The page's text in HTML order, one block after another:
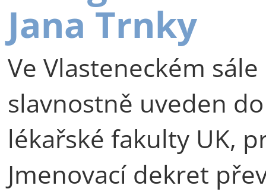
Jana Trnky
Ve Vlasteneckém
slavnostně uveden
lékařské fakulty UK,
Jmenovací dekret